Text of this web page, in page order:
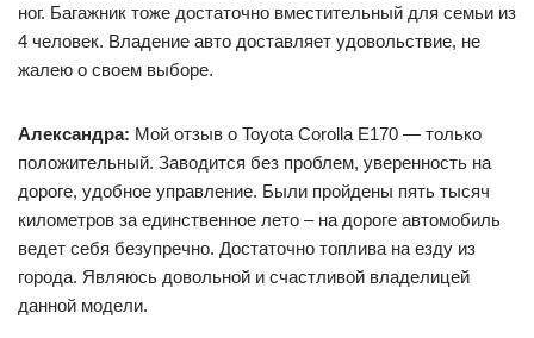
ног. Багажник тоже достаточно вместительный для семьи из
4 человек. Владение авто доставляет удовольствие, не
жалею о своем выборе.
Александра: Мой отзыв о Toyota Corolla E170 — только
положительный. Заводится без проблем, уверенность на
дороге, удобное управление. Были пройдены пять тысяч
километров за единственное лето – на дороге автомобиль
ведет себя безупречно. Достаточно топлива на езду из
города. Являюсь довольной и счастливой владелицей
данной модели.